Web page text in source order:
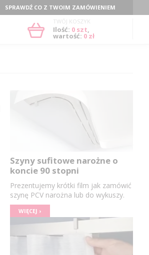
SPRAWDŹ CO Z TWOIM ZAMÓWIENIEM
TWÓJ KOSZYK
Ilość: 0szt,
wartość: 0 zł
Szyny sufitowe narożne o
koncie 90 stopni
Prezentujemy krótki film jak zamówić
szynę PCV narożna lub do wykuszy.
WIĘCEJ ›